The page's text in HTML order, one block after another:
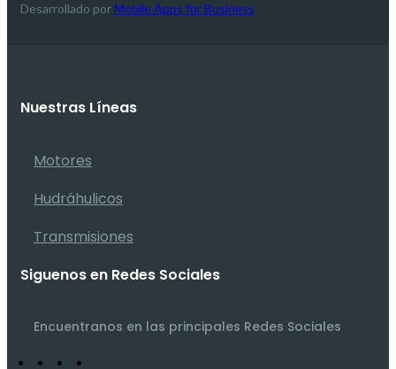
Desarrollado porMobile Apps for Business
Nuestras Líneas
Motores
Hudráhulicos
Transmisiones
Siguenos en Redes Sociales
Encuentranos en las principales Redes Sociales